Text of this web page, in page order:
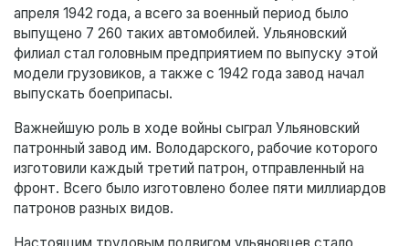
апреля 1942 года, а всего за военный период было
выпущено 7 260 таких автомобилей. Ульяновский
филиал стал головным предприятием по выпуску этой
модели грузовиков, а также с 1942 года завод начал
выпускать боеприпасы.
Важнейшую роль в ходе войны сыграл Ульяновский
патронный завод им. Володарского, рабочие которого
изготовили каждый третий патрон, отправленный на
фронт. Всего было изготовлено более пяти миллиардов
патронов разных видов.